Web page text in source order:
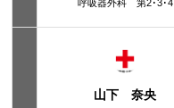
呼吸器外科 第2･3･4
山下 奈央